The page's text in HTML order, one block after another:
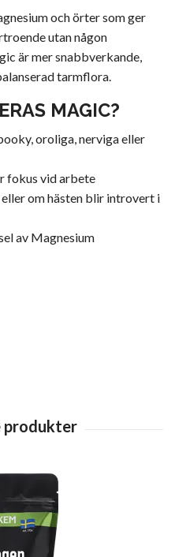
och örter som ger
utan någon
är mer snabbverkande,
tarmflora.
MAGIC?
oroliga, nerviga eller
fokus vid arbete
om hästen blir introvert i
av Magnesium